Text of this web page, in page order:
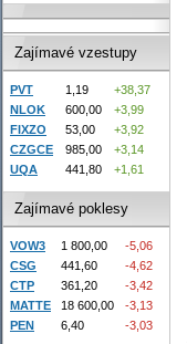
Zajímavé vzestupy
PVT 1,19
+38,37
NLOK
600,00
+3,99
FIXZO
53,00
+3,92
CZGCE
985,00
+3,14
UQA
441,80 +1,61
Zajímavé poklesy
VOW3 1 800,00
-5,06
CSG
441,60
-4,62
CTP
361,20
-3,42
MATTE
18 600,00
-3,13
PEN
6,40 -3,03